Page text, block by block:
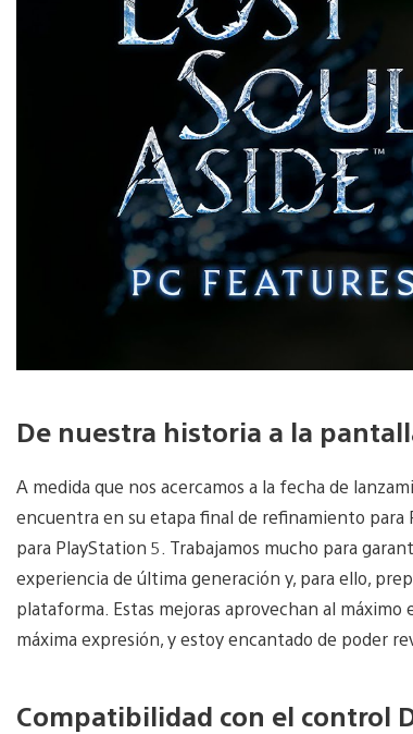
De nuestra historia a la
A medida que nos acercamos a la fecha de
encuentra en su etapa final de refinamiento para
para PlayStation 5. Trabajamos mucho para
experiencia de última generación y, para ello,
plataforma. Estas mejoras aprovechan al
máxima expresión, y estoy encantado de poder
Compatibilidad con el control